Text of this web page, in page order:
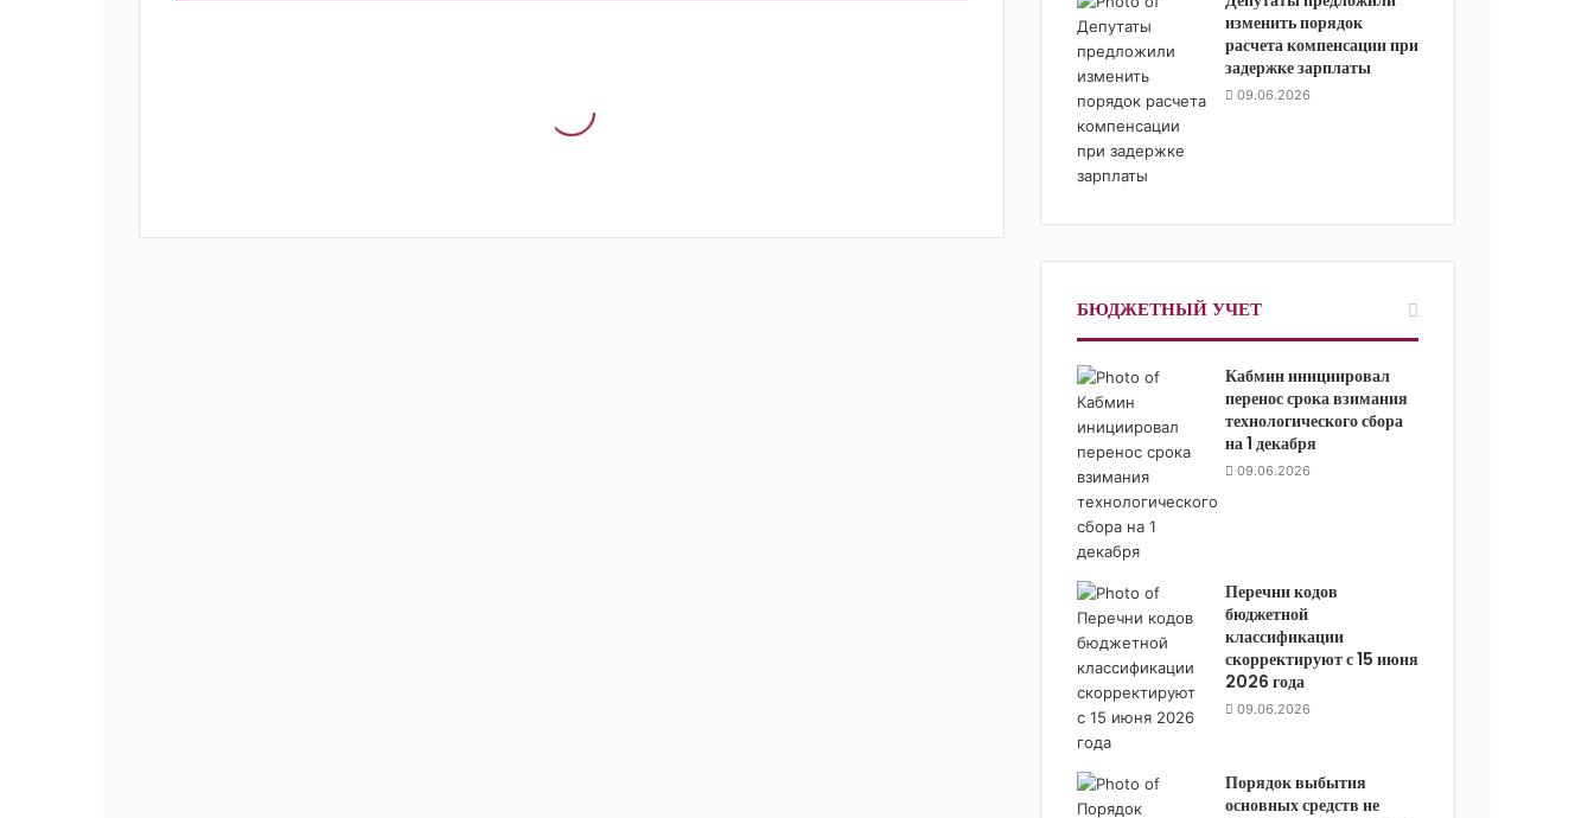
изменить порядок
расчета компенсации при
задержке зарплаты
09.06.2026
БЮДЖЕТНЫЙ УЧЕТ
Кабмин инициировал
перенос срока взимания
технологического сбора
на 1 декабря
09.06.2026
Перечни кодов
бюджетной
классификации
скорректируют с 15 июня
2026 года
09.06.2026
Порядок выбытия
основных средств не